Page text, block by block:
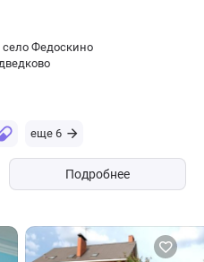
Федоскино
еще 6
Подробнее